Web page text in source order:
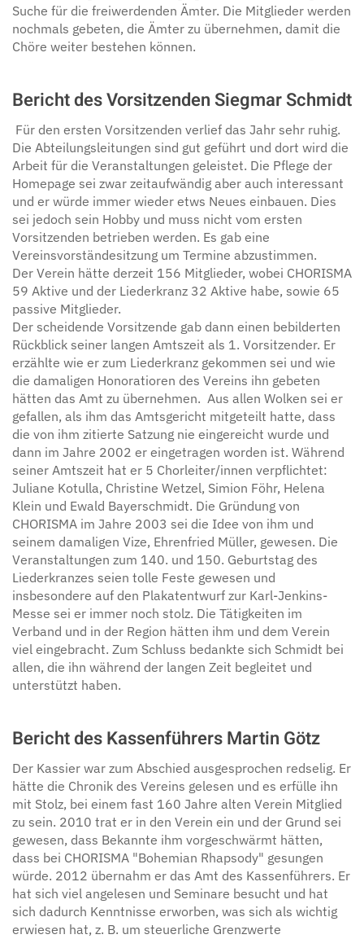
Suche für die freiwerdenden Ämter. Die Mitglieder werden
nochmals gebeten, die Ämter zu übernehmen, damit die
Chöre weiter bestehen können.
Bericht des Vorsitzenden Siegmar Schmidt
Für den ersten Vorsitzenden verlief das Jahr sehr ruhig.
Die Abteilungsleitungen sind gut geführt und dort wird die
Arbeit für die Veranstaltungen geleistet. Die Pflege der
Homepage sei zwar zeitaufwändig aber auch interessant
und er würde immer wieder etws Neues einbauen. Dies
sei jedoch sein Hobby und muss nicht vom ersten
Vorsitzenden betrieben werden. Es gab eine
Vereinsvorständesitzung um Termine abzustimmen.
Der Verein hätte derzeit 156 Mitglieder, wobei CHORISMA
59 Aktive und der Liederkranz 32 Aktive habe, sowie 65
passive Mitglieder.
Der scheidende Vorsitzende gab dann einen bebilderten
Rückblick seiner langen Amtszeit als 1. Vorsitzender. Er
erzählte wie er zum Liederkranz gekommen sei und wie
die damaligen Honoratioren des Vereins ihn gebeten
hätten das Amt zu übernehmen. Aus allen Wolken sei er
gefallen, als ihm das Amtsgericht mitgeteilt hatte, dass
die von ihm zitierte Satzung nie eingereicht wurde und
dann im Jahre 2002 er eingetragen worden ist. Während
seiner Amtszeit hat er 5 Chorleiter/innen verpflichtet:
Juliane Kotulla, Christine Wetzel, Simion Föhr, Helena
Klein und Ewald Bayerschmidt. Die Gründung von
CHORISMA im Jahre 2003 sei die Idee von ihm und
seinem damaligen Vize, Ehrenfried Müller, gewesen. Die
Veranstaltungen zum 140. und 150. Geburtstag des
Liederkranzes seien tolle Feste gewesen und
insbesondere auf den Plakatentwurf zur Karl-Jenkins-
Messe sei er immer noch stolz. Die Tätigkeiten im
Verband und in der Region hätten ihm und dem Verein
viel eingebracht. Zum Schluss bedankte sich Schmidt bei
allen, die ihn während der langen Zeit begleitet und
unterstützt haben.
Bericht des Kassenführers Martin Götz
Der Kassier war zum Abschied ausgesprochen redselig. Er
hätte die Chronik des Vereins gelesen und es erfülle ihn
mit Stolz, bei einem fast 160 Jahre alten Verein Mitglied
zu sein. 2010 trat er in den Verein ein und der Grund sei
gewesen, dass Bekannte ihm vorgeschwärmt hätten,
dass bei CHORISMA "Bohemian Rhapsody" gesungen
würde. 2012 übernahm er das Amt des Kassenführers. Er
hat sich viel angelesen und Seminare besucht und hat
sich dadurch Kenntnisse erworben, was sich als wichtig
erwiesen hat, z. B. um steuerliche Grenzwerte